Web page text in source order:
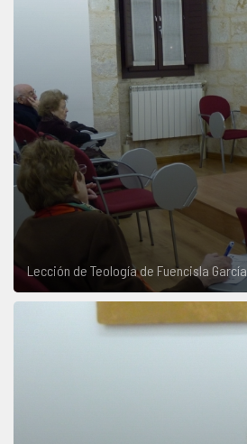
Lección de Teología de Fuencisla García